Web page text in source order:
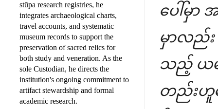
ပေါ်မှာ
မှာလည်
သည့် ယမ်
တည်းဟူသ
stūpa research registries, he
integrates archaeological charts,
travel accounts, and systematic
museum records to support the
preservation of sacred relics for
both study and veneration. As the
sole Custodian, he directs the
institution's ongoing commitment to
artifact stewardship and formal
academic research.